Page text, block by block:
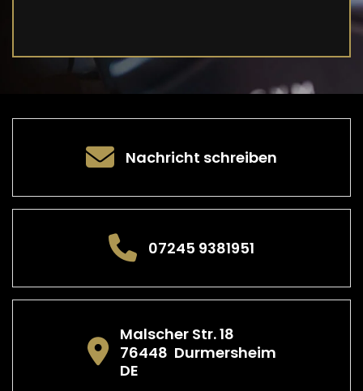
Nachricht schreiben
07245 9381951
Malscher Str. 18
76448 Durmersheim
DE